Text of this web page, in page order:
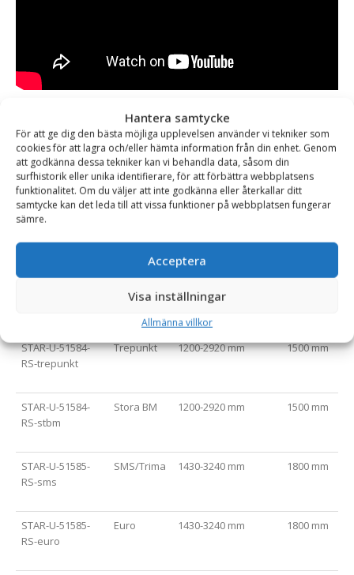
Hantera samtycke
För att ge dig den bästa möjliga upplevelsen använder vi tekniker som
cookies för att lagra och/eller hämta information från din enhet. Genom
att godkänna dessa tekniker kan vi behandla data, såsom din
surfhistorik eller unika identifierare, för att förbättra webbplatsens
funktionalitet. Om du väljer att inte godkänna eller återkallar ditt
samtycke kan det leda till att vissa funktioner på webbplatsen fungerar
sämre.
Acceptera
Visa inställningar
Allmänna villkor
Artikelnummer Fäste Arbetsbredd (mm)
Bredd
STAR-U-51584-
RS-sms
SMS/Trima 1200-2920 mm 1500 mm
RS-euro
1200-2920 mm
STAR-U-51584-
RS-trepunkt
Trepunkt 1200-2920 mm 1500 mm
STAR-U-51584-
RS-stbm
Stora BM 1200-2920 mm 1500 mm
STAR-U-51585-
RS-sms
SMS/Trima 1430-3240 mm 1800 mm
STAR-U-51585-
RS-euro
Euro 1430-3240 mm 1800 mm